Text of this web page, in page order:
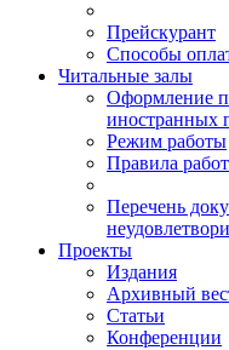
Прейскурант
Способы
Читальные залы
Оформление
иностранных
Режим работы
Правила
Перечень
Проекты
Издания
Архивный
Статьи
Конференции